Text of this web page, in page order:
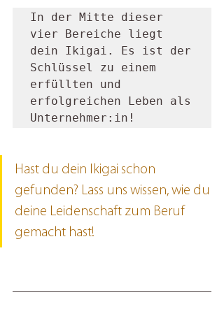
In der Mitte dieser
vier Bereiche liegt
dein Ikigai. Es ist der
Schlüssel zu einem
erfüllten und
erfolgreichen Leben als
Unternehmer:in!
Hast du dein Ikigai schon
gefunden? Lass uns wissen, wie du
deine Leidenschaft zum Beruf
gemacht hast!